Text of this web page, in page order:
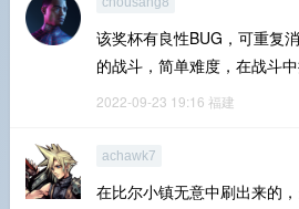
该奖杯有良性BUG，可重复
的战斗，简单难度，在战斗
2022-09-23 19:16 福建
achawk7
在比尔小镇无意中刷出来的